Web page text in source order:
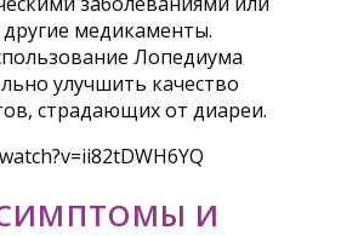
медикаменты.
Лопедиума
улучшить качество
страдающих от диареи.
И